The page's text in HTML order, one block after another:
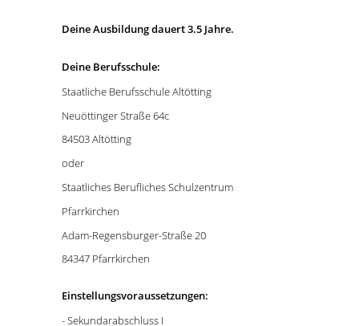
Deine Ausbildung dauert 3.5 Jahre.
Deine Berufsschule:
Staatliche Berufsschule Altötting
Neuöttinger Straße 64c
84503 Altötting
oder
Staatliches Berufliches Schulzentrum
Pfarrkirchen
Adam-Regensburger-Straße 20
84347 Pfarrkirchen
Einstellungsvoraussetzungen:
- Sekundarabschluss I